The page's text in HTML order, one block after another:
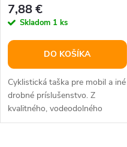
7,88 €
Skladom 1 ks
DO KOŠÍKA
Cyklistická taška pre mobil a iné
drobné príslušenstvo. Z
kvalitného, vodeodolného
materiálu.